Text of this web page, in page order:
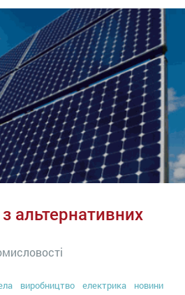
альтернативних
виробництво електрика новини